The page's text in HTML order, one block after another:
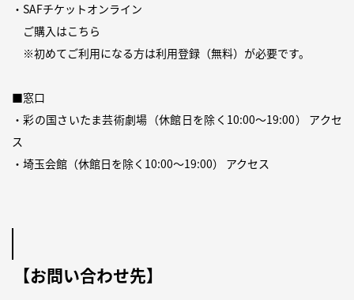
・SAFチケットオンライン
ご購入はこちら
※初めてご利用になる方は利用登録（無料） が必要です。
■窓口
・彩の国さいたま芸術劇場（休館日を除く10:00〜19:00） アクセ
ス
・埼玉会館（休館日を除く10:00〜19:00） アクセス
【お問い合わせ先】